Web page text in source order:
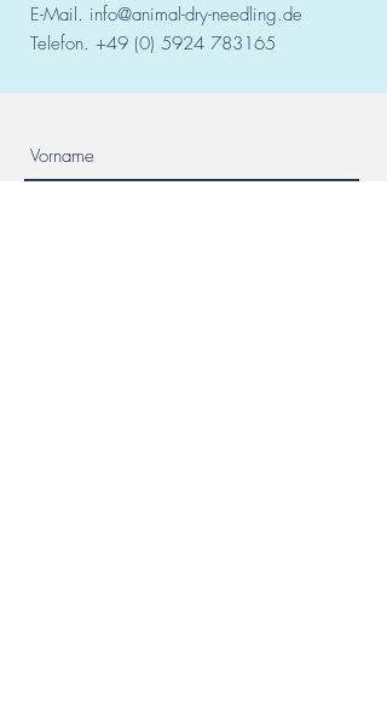
E-Mail. info@animal-dry-needling.de
Telefon. +49 (0) 5924 783165